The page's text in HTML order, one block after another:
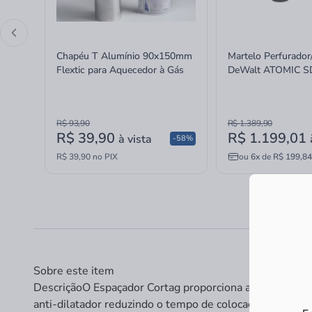
Chapéu T Alumínio 90x150mm
Flextic para Aquecedor à Gás
R$ 93,90
R$ 39,90 à vista
R$ 39,90 no PIX
-58%
Martelo
DeWalt ATOMIC
R$ 1.389,90
R$ 1.199,01
ou 6xde R$ 199,84
Sobre este item
DescriçãoO Espaçador Cortag proporciona
anti-dilatador reduzindo o tempo de colocação do